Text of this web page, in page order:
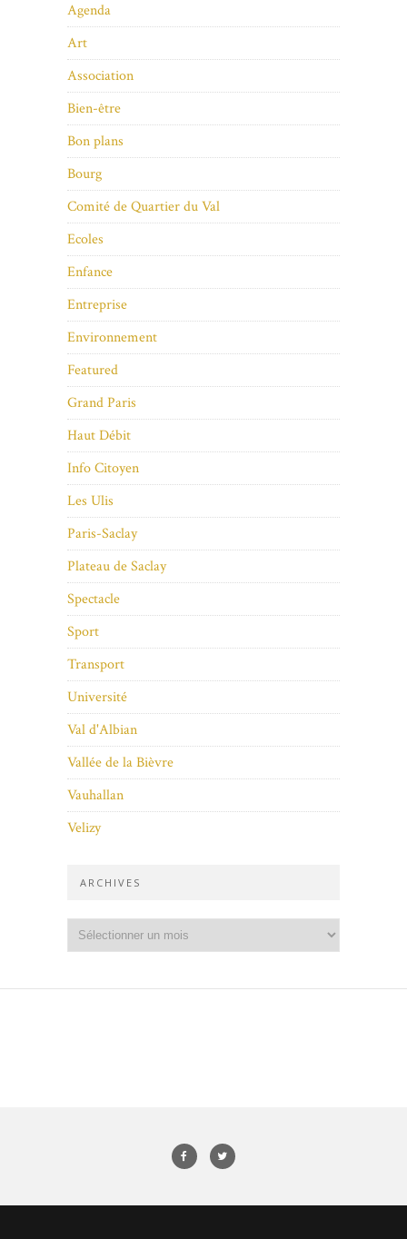
Agenda
Art
Association
Bien-être
Bon plans
Bourg
Comité de Quartier du Val
Ecoles
Enfance
Entreprise
Environnement
Featured
Grand Paris
Haut Débit
Info Citoyen
Les Ulis
Paris-Saclay
Plateau de Saclay
Spectacle
Sport
Transport
Université
Val d'Albian
Vallée de la Bièvre
Vauhallan
Velizy
ARCHIVES